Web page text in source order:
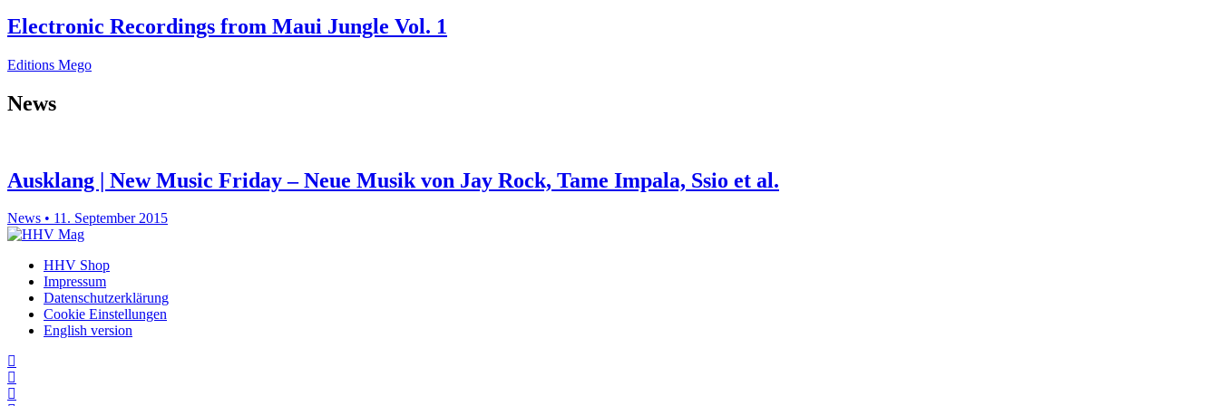
Electronic Recordings from Maui Jungle Vol. 1
Editions Mego
News
Ausklang | New Music Friday – Neue Musik von Jay Rock, Tame Impala, Ssio et al.
News • 11. September 2015
HHV Shop
Impressum
Datenschutzerklärung
Cookie Einstellungen
English version